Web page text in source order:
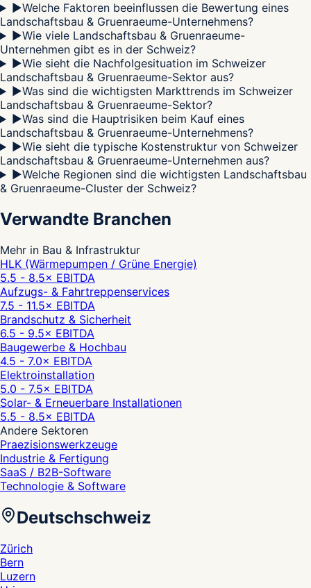
▶Welche Faktoren beeinflussen die Bewertung eines
Landschaftsbau & Gruenraeume-Unternehmens?
▶Wie viele Landschaftsbau & Gruenraeume-
Unternehmen gibt es in der Schweiz?
▶Wie sieht die Nachfolgesituation im Schweizer
Landschaftsbau & Gruenraeume-Sektor aus?
▶Was sind die wichtigsten Markttrends im Schweizer
Landschaftsbau & Gruenraeume-Sektor?
▶Was sind die Hauptrisiken beim Kauf eines
Landschaftsbau & Gruenraeume-Unternehmens?
▶Wie sieht die typische Kostenstruktur von Schweizer
Landschaftsbau & Gruenraeume-Unternehmen aus?
▶Welche Regionen sind die wichtigsten Landschaftsbau
& Gruenraeume-Cluster der Schweiz?
Verwandte Branchen
Mehr in Bau & Infrastruktur
HLK (Wärmepumpen / Grüne Energie)
5.5 - 8.5× EBITDA
Aufzugs- & Fahrtreppenservices
7.5 - 11.5× EBITDA
Brandschutz & Sicherheit
6.5 - 9.5× EBITDA
Baugewerbe & Hochbau
4.5 - 7.0× EBITDA
Elektroinstallation
5.0 - 7.5× EBITDA
Solar- & Erneuerbare Installationen
5.5 - 8.5× EBITDA
Andere Sektoren
Praezisionswerkzeuge
Industrie & Fertigung
SaaS / B2B-Software
Technologie & Software
Deutschschweiz
Zürich
Bern
Luzern